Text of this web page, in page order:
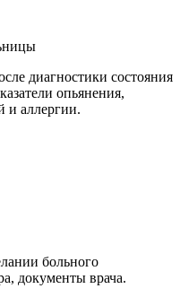
диагностики состояния
опьянения,
и аллергии.
больного
документы врача.